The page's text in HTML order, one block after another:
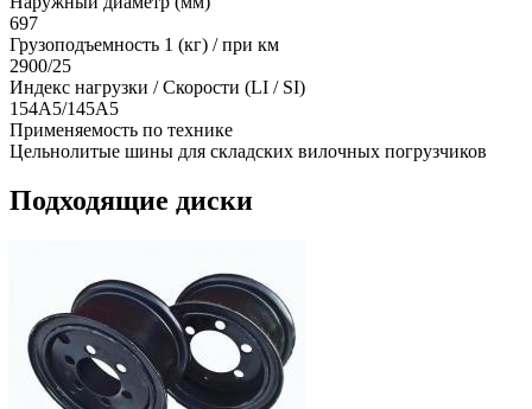
697
Грузоподъемность 1 (кг) / при км
2900/25
Индекс нагрузки / Скорости (LI / SI)
154A5/145A5
Применяемость по технике
Цельнолитые шины для складских вилочных погрузчиков
Подходящие диски